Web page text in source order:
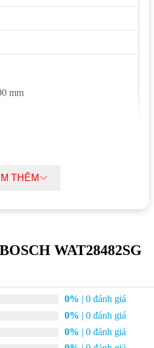
mm
THÊM
WAT28482SG
0% | 0 đánh giá
0% | 0 đánh giá
0% | 0 đánh giá